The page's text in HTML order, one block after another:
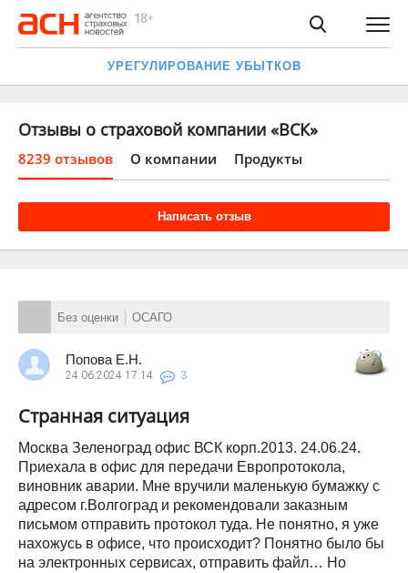
УРЕГУЛИРОВАНИЕ УБЫТКОВ
Отзывы о страховой компании «ВСК»
8239 отзывов О компании Продукты
Написать отзыв
Без оценки ОСАГО
Попова Е.Н.
24.06.2024 17:14 3
Странная ситуация
Москва Зеленоград офис ВСК корп.2013. 24.06.24.
Приехала в офис для передачи Европротокола,
виновник аварии. Мне вручили маленькую бумажку с
адресом г.Волгоград и рекомендовали заказным
письмом отправить протокол туда. Не понятно, я уже
нахожусь в офисе, что происходит? Понятно было бы
на электронных сервисах, отправить файл… Но